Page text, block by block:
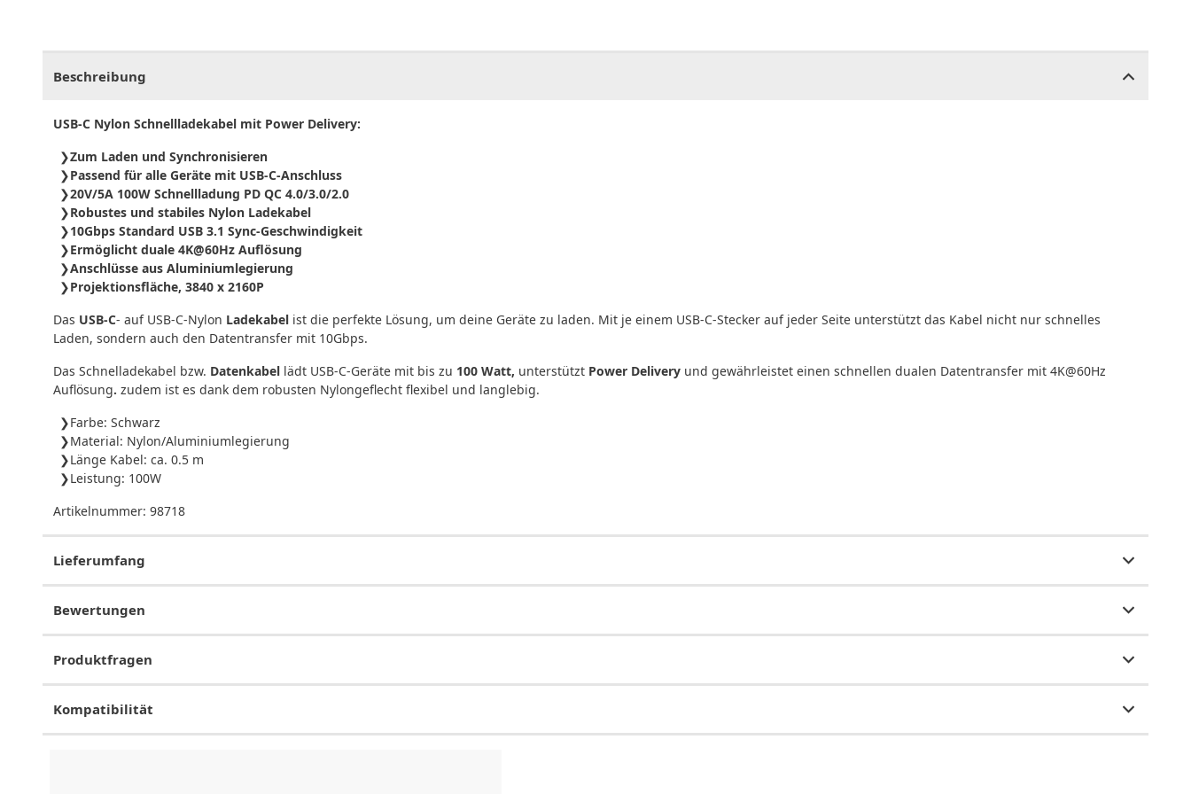
Beschreibung
USB-C Nylon Schnellladekabel mit Power Delivery:
Zum Laden und Synchronisieren
Passend für alle Geräte mit USB-C-Anschluss
20V/5A 100W Schnellladung PD QC 4.0/3.0/2.0
Robustes und stabiles Nylon Ladekabel
10Gbps Standard USB 3.1 Sync-Geschwindigkeit
Ermöglicht duale 4K@60Hz Auflösung
Anschlüsse aus Aluminiumlegierung
Projektionsfläche, 3840 x 2160P
Das USB-C- auf USB-C-Nylon Ladekabel ist die perfekte Lösung, um deine Geräte zu laden. Mit je einem USB-C-Stecker auf jeder Seite unterstützt das Kabel nicht nur schnelles
Laden, sondern auch den Datentransfer mit 10Gbps.
Das Schnelladekabel bzw. Datenkabel lädt USB-C-Geräte mit bis zu 100 Watt, unterstützt Power Delivery und gewährleistet einen schnellen dualen Datentransfer mit 4K@60Hz
Auflösung. zudem ist es dank dem robusten Nylongeflecht flexibel und langlebig.
Farbe: Schwarz
Material: Nylon/Aluminiumlegierung
Länge Kabel: ca. 0.5 m
Leistung: 100W
Artikelnummer: 98718
Lieferumfang
Bewertungen
Produktfragen
Kompatibilität